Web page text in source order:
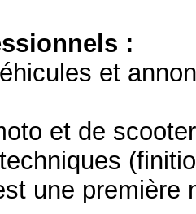
:
et
et de
une première